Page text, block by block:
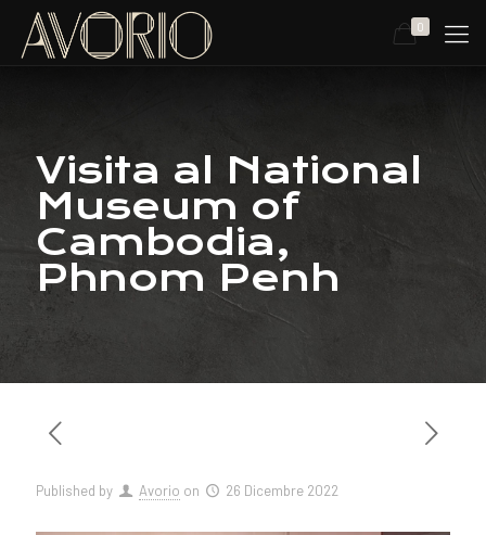
0
Visita al National
Museum of
Cambodia,
Phnom Penh
Published by Avorio on 26 Dicembre 2022